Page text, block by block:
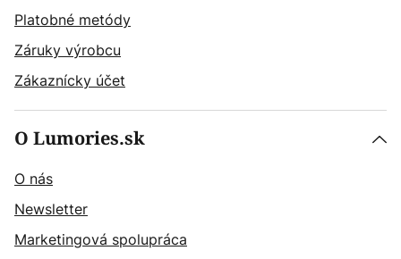
Platobné metódy
Záruky výrobcu
Zákaznícky účet
O Lumories.sk
O nás
Newsletter
Marketingová spolupráca